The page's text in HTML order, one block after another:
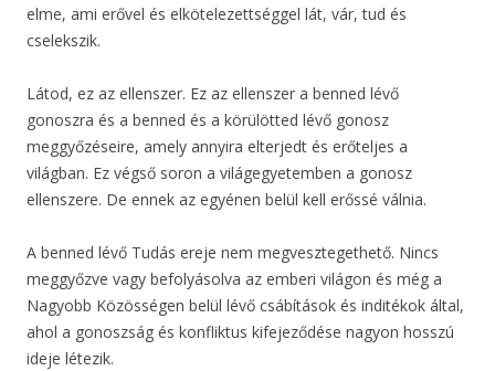
elme, ami erővel és elkötelezettséggel lát, vár, tud és
cselekszik.
Látod, ez az ellenszer. Ez az ellenszer a benned lévő
gonoszra és a benned és a körülötted lévő gonosz
meggyőzéseire, amely annyira elterjedt és erőteljes a
világban. Ez végső soron a világegyetemben a gonosz
ellenszere. De ennek az egyénen belül kell erőssé válnia.
A benned lévő Tudás ereje nem megvesztegethető. Nincs
meggyőzve vagy befolyásolva az emberi világon és még a
Nagyobb Közösségen belül lévő csábítások és inditékok által,
ahol a gonoszság és konfliktus kifejeződése nagyon hosszú
ideje létezik.